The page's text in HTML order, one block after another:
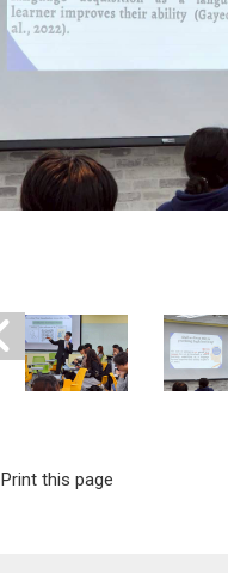
Print this page